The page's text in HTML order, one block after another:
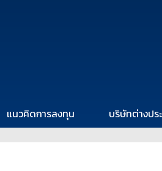
แนวคิดการลงทุน บริษัทต่างปร